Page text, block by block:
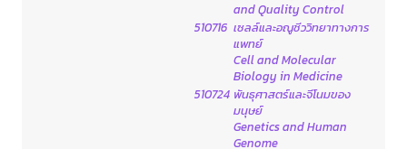
and Quality Control
510716 เซลล์และอณูชีววิทยาทางการ
แพทย์
Cell and Molecular
Biology in Medicine
510724 พันธุศาสตร์และจีโนมของ
มนุษย์
Genetics and Human
Genome